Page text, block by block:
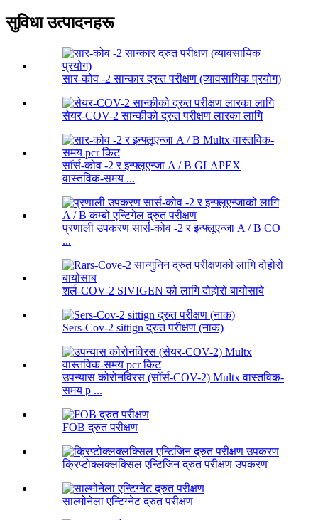
सुविधा उत्पादनहरू
सार-कोव -2 सान्कार द्रुत परीक्षण (व्यावसायिक प्रयोग)
सेयर-COV-2 सान्कीको द्रुत परीक्षण लारका लागि
सॉर्स-कोव -2 र इन्फ्लूएन्जा A / B GLAPEX
वास्तविक-समय ...
प्रणाली उपकरण सार्स-कोव -2 र इन्फ्लूएन्जा A / B CO
...
शर्ल-COV-2 SIVIGEN को लागि दोहोरो बायोसाबे
Sers-Cov-2 sittign द्रुत परीक्षण (नाक)
उपन्यास कोरोनविरस (सॉर्स-COV-2) Multx वास्तविक-
समय p ...
FOB द्रुत परीक्षण
क्रिप्टोक्लक्लक्सिल एन्टिजिन द्रुत परीक्षण उपकरण
साल्मोनेला एन्टिग्नेट द्रुत परीक्षण